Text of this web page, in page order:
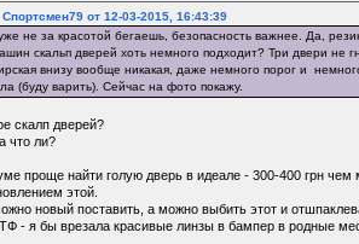
Спортсмен79 от 12-03-2015, 16:43:39
не за красотой бегаешь, безопасность важнее. Да,
скальп дверей хоть немного подходит? Три двери не
внизу вообще никакая, даже немного порог и
(буду варить). Сейчас на фото покажу.
скалп дверей?
что ли?
проще найти голую дверь в идеале - 300-400 грн чем
этой.
новый поставить, а можно выбить этот и
- я бы врезала красивые линзы в бампер в родные